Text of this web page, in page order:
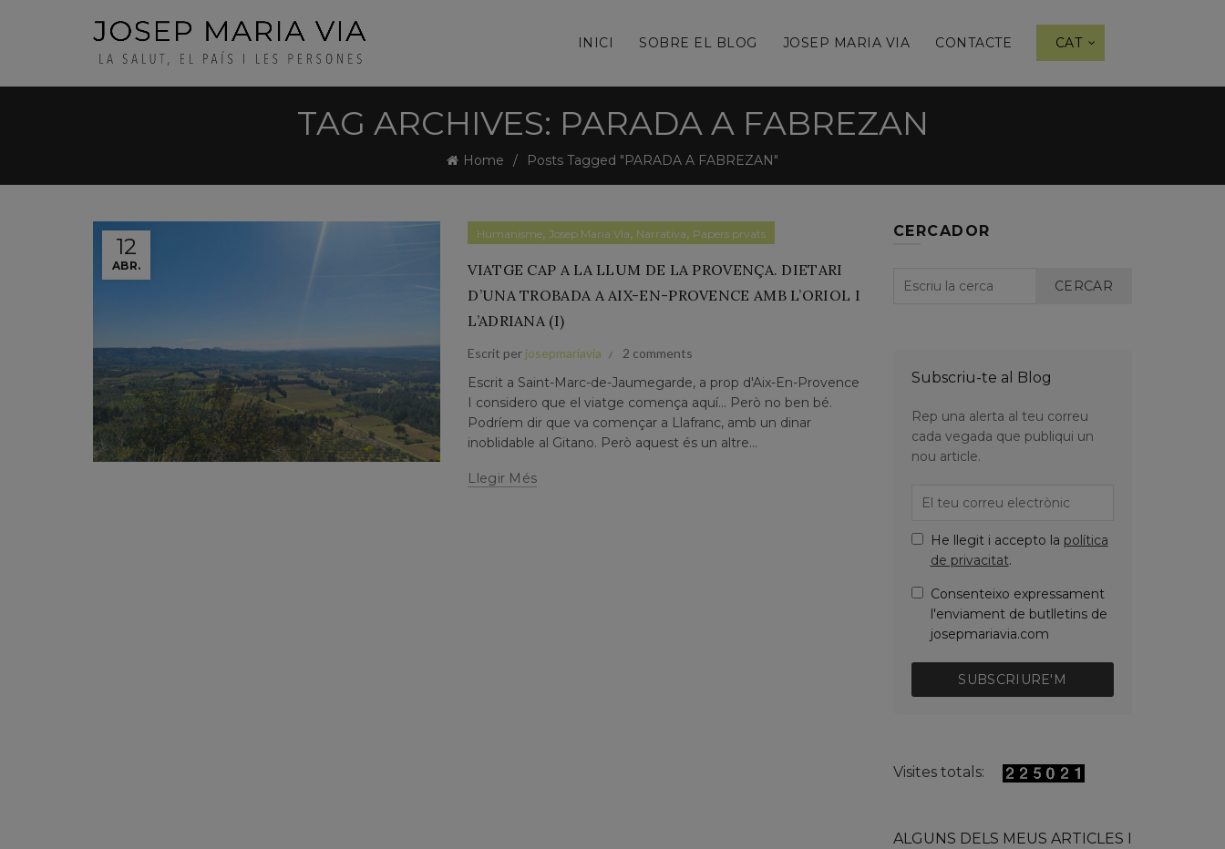
INICI SOBRE EL BLOG JOSEP MARIA VIA CONTACTE CAT
TAG ARCHIVES: PARADA A FABREZAN
Home Posts Tagged "PARADA A FABREZAN"
12
ABR.
Humanisme,Josep Maria Via, Narrativa, Papers prvats
VIATGE CAP A LA LLUM DE LA PROVENÇA. DIETARI
D’UNA TROBADA A AIX-EN-PROVENCE AMB L’ORIOL I
L’ADRIANA (I)
Escrit per josepmariavia 2 comments
Escrit a Saint-Marc-de-Jaumegarde, a prop d'Aix-En-Provence
I considero que el viatge comença aquí... Però no ben bé.
Podríem dir que va començar a Llafranc, amb un dinar
inoblidable al Gitano. Però aquest és un altre...
Llegir Més
CERCADOR
CERCAR
Subscriu-te al Blog
Rep una alerta al teu correu
cada vegada que publiqui un
nou article.
He llegit i accepto la política
de privacitat.
Consenteixo expressament
l'enviament de butlletins de
josepmariavia.com
SUBSCRIURE'M
Visites totals:
ALGUNS DELS MEUS ARTICLES I